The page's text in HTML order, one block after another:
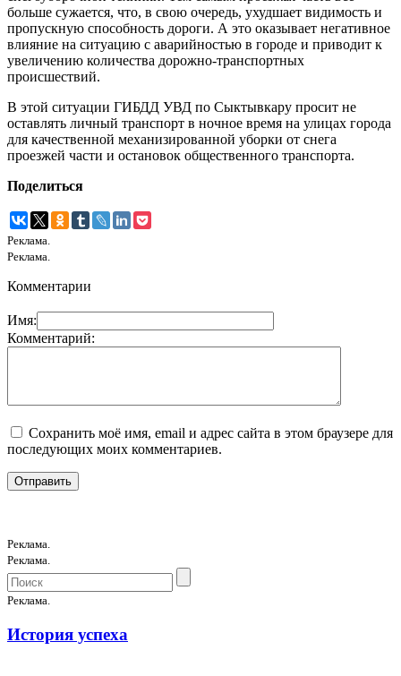
больше сужается, что, в свою очередь, ухудшает видимость и
пропускную способность дороги. А это оказывает негативное
влияние на ситуацию с аварийностью в городе и приводит к
увеличению количества дорожно-транспортных
происшествий.
В этой ситуации ГИБДД УВД по Сыктывкару просит не
оставлять личный транспорт в ночное время на улицах города
для качественной механизированной уборки от снега
проезжей части и остановок общественного транспорта.
Поделиться
Реклама.
Реклама.
Комментарии
Имя:
Комментарий:
Сохранить моё имя, email и адрес сайта в этом браузере для
последующих моих комментариев.
Реклама.
Реклама.
Реклама.
История успеха